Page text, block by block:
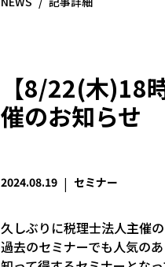
【8/22(木)18
催のお知らせ
2024.08.19 | セミナー
久しぶりに税理士法人主催
過去のセミナーでも人気の